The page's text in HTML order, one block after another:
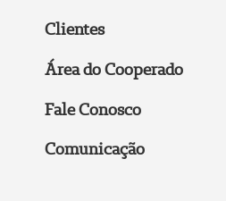
Clientes
Área do Cooperado
Fale Conosco
Comunicação